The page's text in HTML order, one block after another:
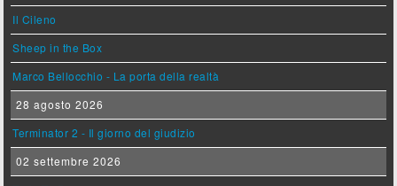
Il Cileno
Sheep in the Box
Marco Bellocchio - La porta della realtà
28 agosto 2026
Terminator 2 - Il giorno del giudizio
02 settembre 2026